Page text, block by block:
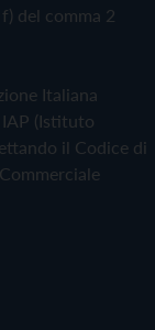
del comma 2
Italiana
(Istituto
il Codice di